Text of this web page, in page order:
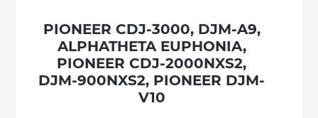
PIONEER CDJ-3000, DJM-A9,
ALPHATHETA EUPHONIA,
PIONEER CDJ-2000NXS2,
DJM-900NXS2, PIONEER DJM-
V10